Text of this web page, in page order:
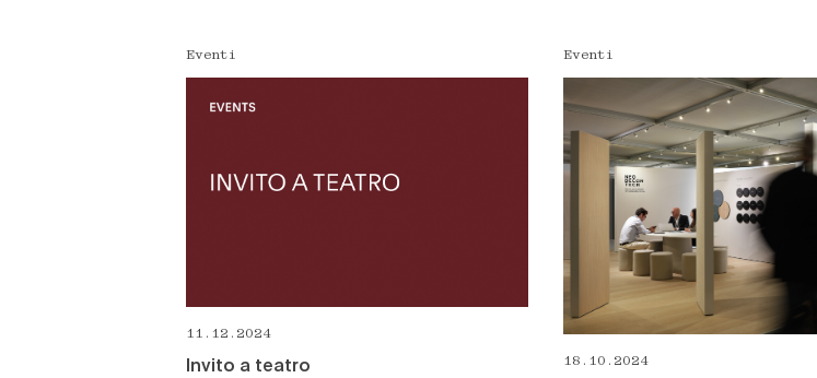
Eventi
11.12.2024
Invito a teatro
Eventi
18.10.2024